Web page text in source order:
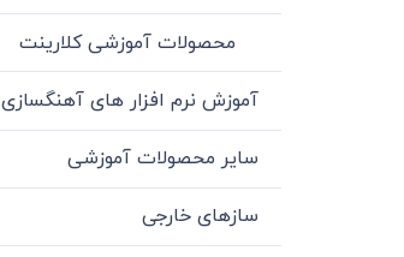
محصولات آموزشی کلارینت
آموزش نرم افزار های آهنگسازی
سایر محصولات آموزشی
سازهای خارجی